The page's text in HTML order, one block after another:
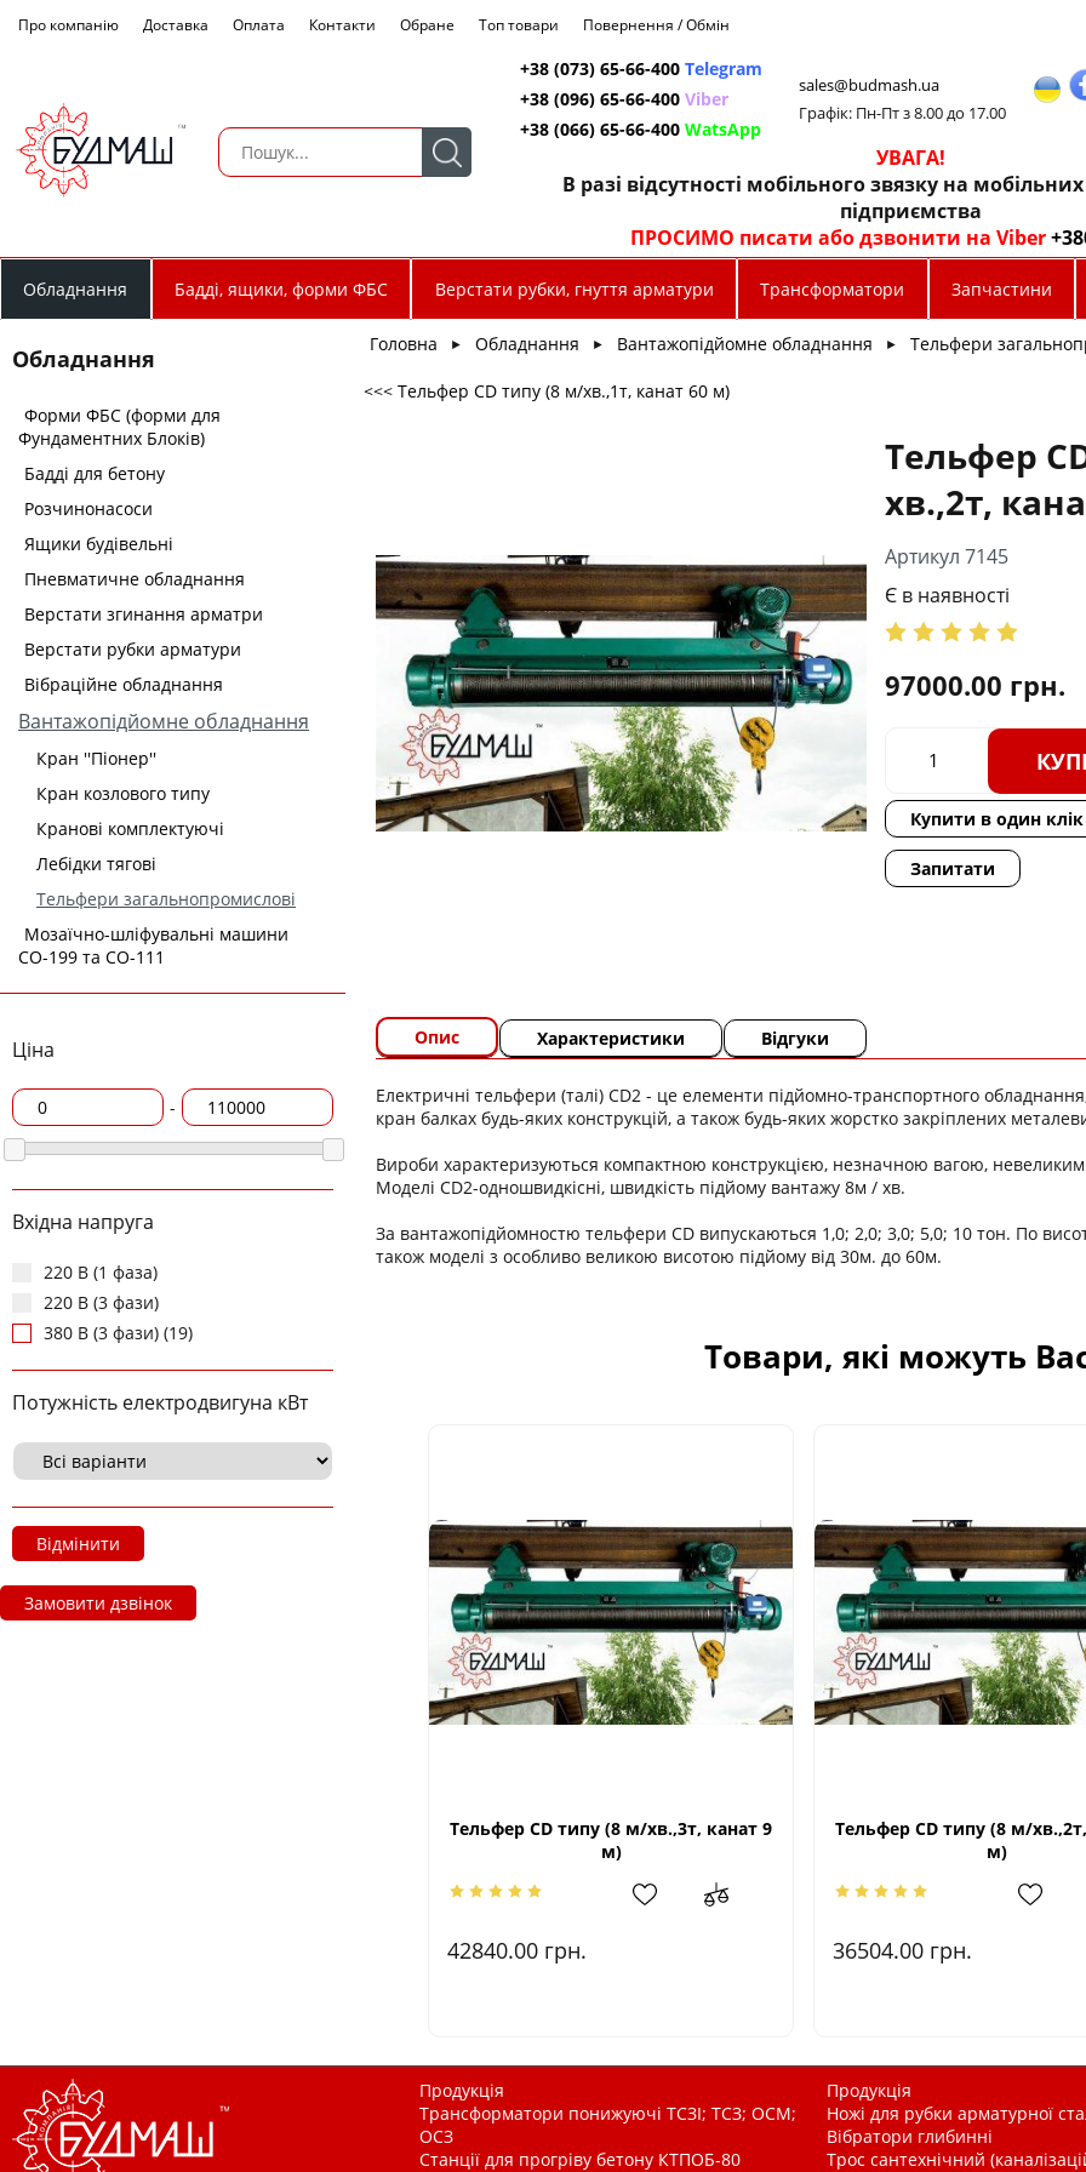
Про компанію Доставка Оплата Контакти Обране Топ товари Повернення / Обмін
+38 (073) 65-66-400 Telegram
+38 (096) 65-66-400 Viber
+38 (066) 65-66-400 WatsApp
sales@budmash.ua
Графік: Пн-Пт з 8.00 до 17.00
УВАГА!
В разі відсутності мобільного звязку на
підприємства
ПРОСИМО писати або дзвонити на Viber
Обладнання Бадді, ящики, форми ФБС Верстати рубки, гнуття арматури Трансформатори Запчастини
Обладнання
Форми ФБС (форми для
Фундаментних Блоків)
Бадді для бетону
Розчинонасоси
Ящики будівельні
Пневматичне обладнання
Верстати згинання арматри
Верстати рубки арматури
Вібраційне обладнання
Вантажопідйомне обладнання
Кран ''Піонер''
Кран козлового типу
Кранові комплектуючі
Лебідки тягові
Тельфери загальнопромислові
Мозаїчно-шліфувальні машини
СО-199 та СО-111
Ціна
-
Вхідна напруга
220 В (1 фаза)
220 В (3 фази)
380 В (3 фази) (19)
Потужність електродвигуна кВт
Відмінити
Замовити дзвінок
Головна ► Обладнання ► Вантажопідйомне обладнання ► Тельфери
<<< Тельфер CD типу (8 м/хв.,1т, канат 60 м)
Тельфер
хв.,2т,
Артикул 7145
Є в наявності
97000.00 грн.
Купити в один клік
Запитати
Опис Характеристики Відгуки
Електричні тельфери (талі) CD2 - це елементи підйомно-транспортного
кран балках будь-яких конструкцій, а також будь-яких жорстко закріплених
Вироби характеризуються компактною конструкцією, незначною вагою,
Моделі CD2-одношвидкісні, швидкість підйому вантажу 8м / хв.
За вантажопідйомностю тельфери CD випускаються 1,0; 2,0; 3,0; 5,0; 10 тон. По
також моделі з особливо великою висотою підйому від 30м. до 60м.
Товари, які можуть
Тельфер CD типу (8 м/хв.,3т, канат 9
м)
42840.00 грн.
Тельфер CD типу (8 м/
м)
36504.00 грн.
Продукція
Трансформатори понижуючі ТСЗІ; ТСЗ; ОСМ;
ОСЗ
Станції для прогріву бетону КТПОБ-80
Продукція
Ножі для рубки арматурної
Вібратори глибинні
Трос сантехнічний